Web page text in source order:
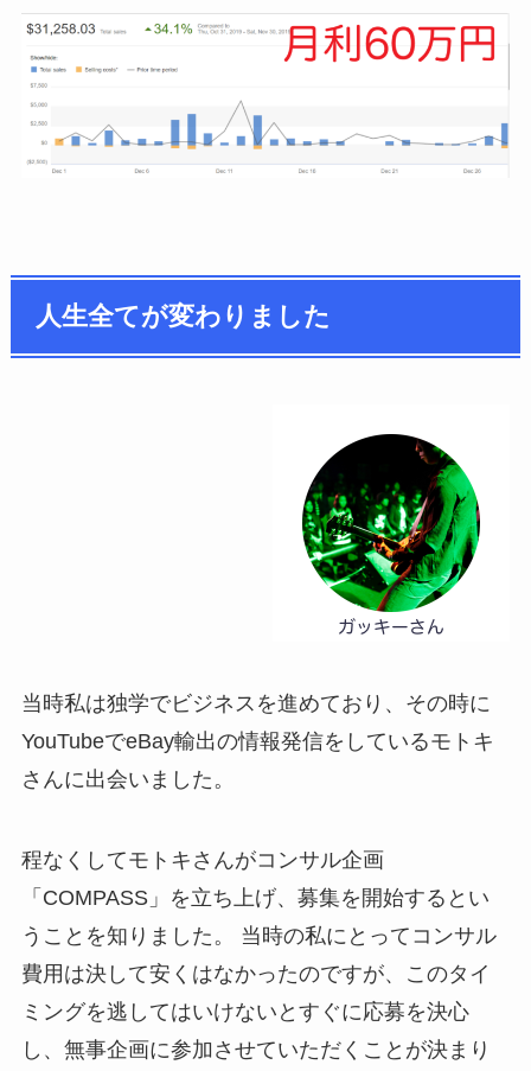
人生全てが変わりました
当時私は独学でビジネスを進めており、その時に
YouTubeでeBay輸出の情報発信をしているモトキ
さんに出会いました。
程なくしてモトキさんがコンサル企画
「COMPASS」を立ち上げ、募集を開始するとい
うことを知りました。 当時の私にとってコンサル
費用は決して安くはなかったのですが、このタイ
ミングを逃してはいけないとすぐに応募を決心
し、無事企画に参加させていただくことが決まり